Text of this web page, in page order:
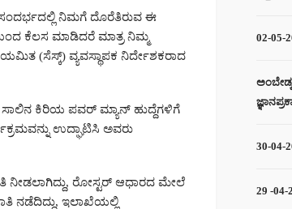
ನಿಮಗೆ ದೊರೆತಿರುವ ಈ
ಕೆಲಸ ಮಾಡಿದರೆ ಮಾತ್ರ ನಿಮ್ಮ
(ಸೆಸ್ಕ್) ವ್ಯವಸ್ಥಾಪಕ ನಿರ್ದೇಶಕರಾದ
ಸಾಲಿನ ಕಿರಿಯ ಪವರ್ ಮ್ಯಾನ್ ಹುದ್ದೆಗಳಿಗೆ
ಉದ್ಘಾಟಿಸಿ ಅವರು
ನೀಡಲಾಗಿದ್ದು, ರೋಸ್ಟರ್ ಆಧಾರದ ಮೇಲೆ
ನಡೆದಿದ್ದು, ಇಲಾಖೆಯಲ್ಲಿ
02-05-
30-04-
29 -